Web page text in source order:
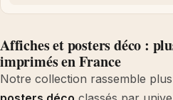
Affiches et posters déco :
imprimés en France
Notre collection rassemble